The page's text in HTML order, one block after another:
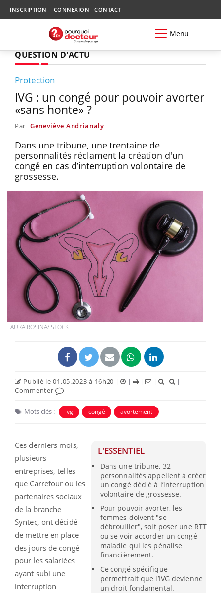
INSCRIPTION CONNEXION CONTACT
Menu
QUESTION D'ACTU
Protection
IVG : un congé pour pouvoir avorter
«sans honte» ?
Par Geneviève Andrianaly
Dans une tribune, une trentaine de
personnalités réclament la création d'un
congé en cas d’interruption volontaire de
grossesse.
LAURA ROSINA/ISTOCK
Publié le 01.05.2023 à 16h20 | | | |
|
Commenter
Mots clés : ivg congé avortement
L'ESSENTIEL
Dans une tribune, 32
personnalités appellent à créer
un congé dédié à l’interruption
volontaire de grossesse.
Pour pouvoir avorter, les
femmes doivent "se
débrouiller", soit poser une RTT
ou se voir accorder un congé
maladie qui les pénalise
financièrement.
Ce congé spécifique
permettrait que l’IVG devienne
un droit fondamental.
Ces derniers mois,
plusieurs
entreprises, telles
que Carrefour ou les
partenaires sociaux
de la branche
Syntec, ont décidé
de mettre en place
des jours de congé
pour les salariées
ayant subi une
interruption